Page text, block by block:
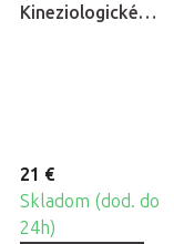
Kineziologické
21 €
Skladom (dod. do
24h)